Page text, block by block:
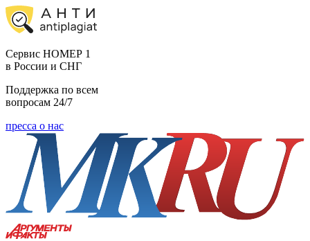
Cервис НОМЕР 1
в России и СНГ
Поддержка по всем
вопросам 24/7
пресса о нас